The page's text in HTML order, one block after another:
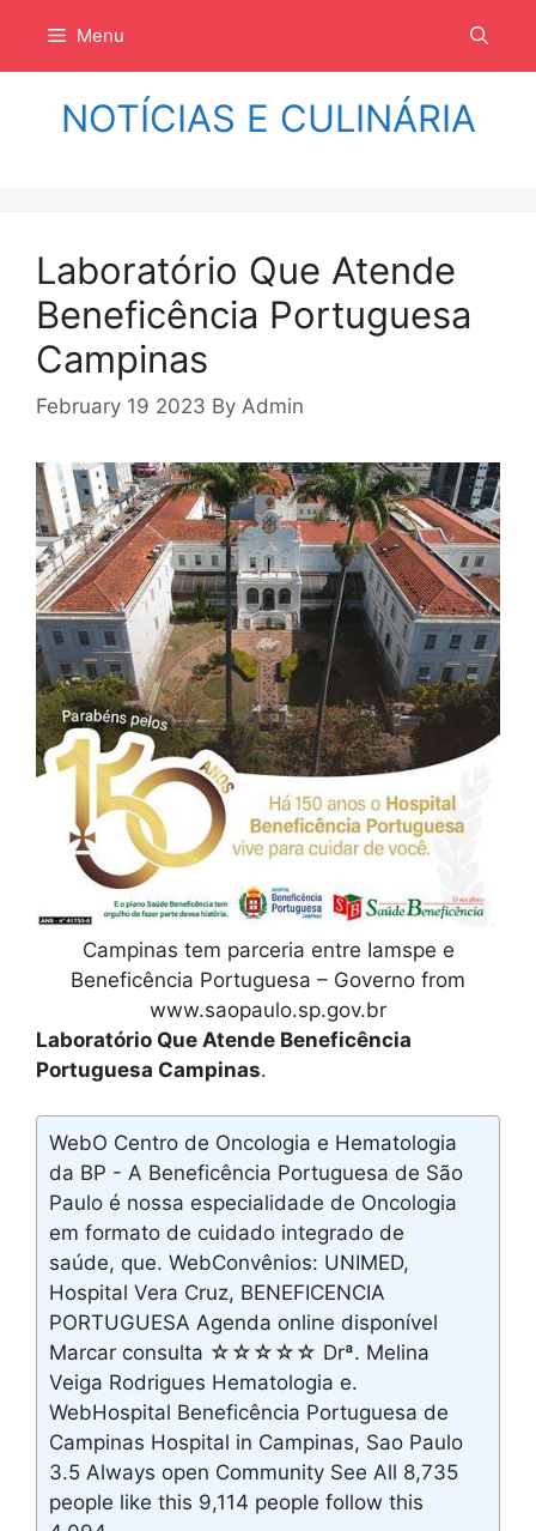
isi
Menu
NOTÍCIAS E CULINÁRIA
Laboratório Que Atende
Beneficência Portuguesa
Campinas
February 19 2023 By Admin
Campinas tem parceria entre Iamspe e
Beneficência Portuguesa – Governo from
www.saopaulo.sp.gov.br
Laboratório Que Atende Beneficência
Portuguesa Campinas.
WebO Centro de Oncologia e Hematologia
da BP - A Beneficência Portuguesa de São
Paulo é nossa especialidade de Oncologia
em formato de cuidado integrado de
saúde, que. WebConvênios: UNIMED,
Hospital Vera Cruz, BENEFICENCIA
PORTUGUESA Agenda online disponível
Marcar consulta ☆☆☆☆☆ Drª. Melina
Veiga Rodrigues Hematologia e.
WebHospital Beneficência Portuguesa de
Campinas Hospital in Campinas, Sao Paulo
3.5 Always open Community See All 8,735
people like this 9,114 people follow this